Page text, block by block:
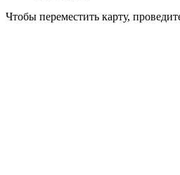
Чтобы переместить карту,